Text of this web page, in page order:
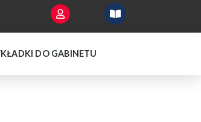
DO GABINETU